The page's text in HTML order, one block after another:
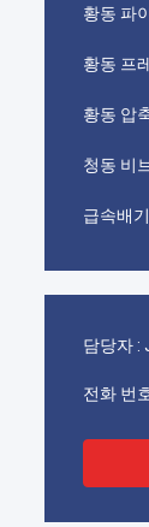
황동 파
황동 프
황동 압
청동 비
급속배
담당자 :
전화 번